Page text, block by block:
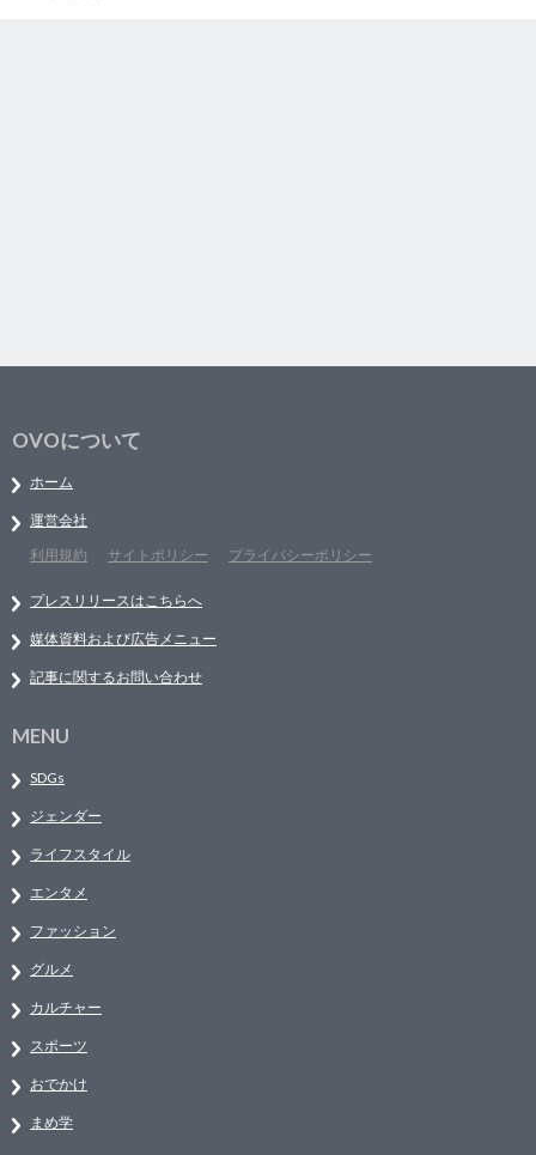
OVOについて
ホーム
運営会社
利用規約
サイトポリシー プライバシーポリシー
プレスリリースはこちらへ
媒体資料および広告メニュー
記事に関するお問い合わせ
MENU
SDGs
ジェンダー
ライフスタイル
エンタメ
ファッション
グルメ
カルチャー
スポーツ
おでかけ
まめ学